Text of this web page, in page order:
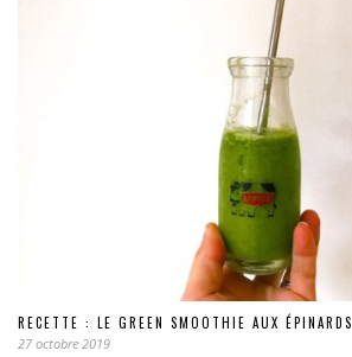
RECETTE : LE GREEN SMOOTHIE AUX ÉPINARDS
27 octobre 2019